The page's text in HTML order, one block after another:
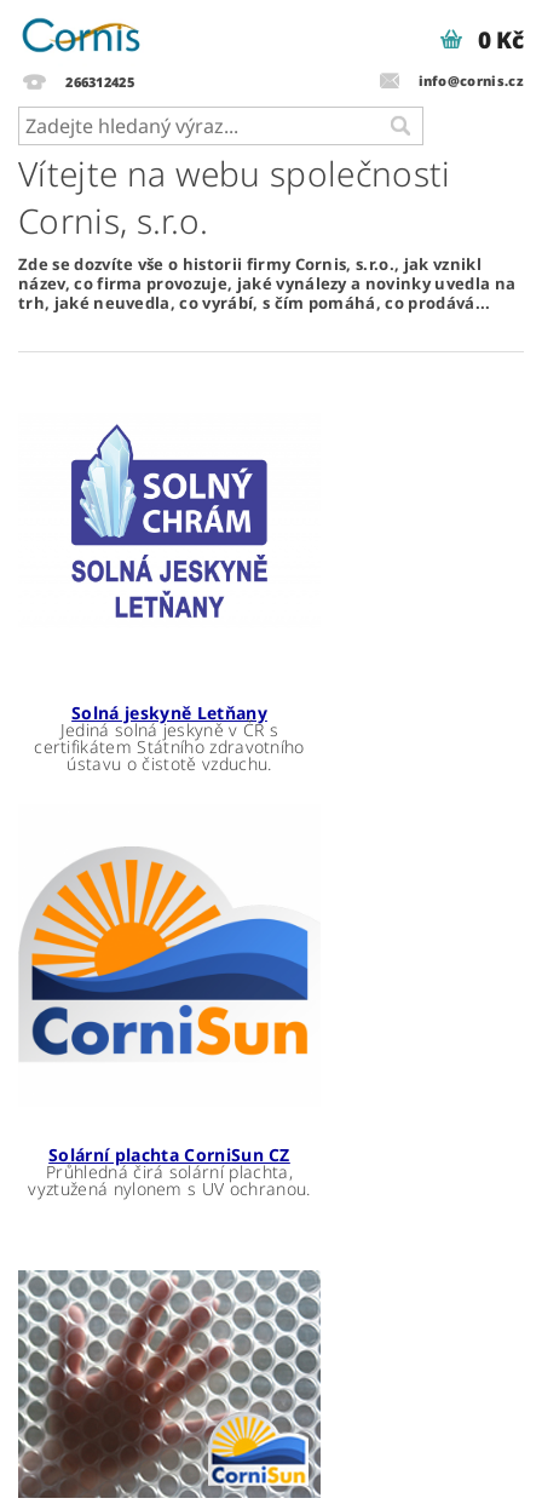
266312425 info@cornis.cz
0 Kč
Vítejte na webu společnosti
Cornis, s.r.o.
Zde se dozvíte vše o historii firmy Cornis, s.r.o., jak vznikl
název, co firma provozuje, jaké vynálezy a novinky uvedla na
trh, jaké neuvedla, co vyrábí, s čím pomáhá, co prodává...
Solná jeskyně Letňany
Jediná solná jeskyně v ČR s
certifikátem Státního zdravotního
ústavu o čistotě vzduchu.
Solární plachta CorniSun CZ
Průhledná čirá solární plachta,
vyztužená nylonem s UV ochranou.